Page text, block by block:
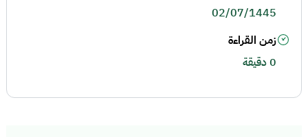
02/07/1445
زمن القراءة
0 دقيقة